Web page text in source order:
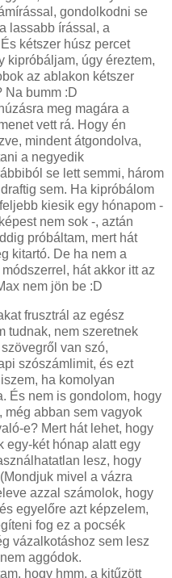
gondolkodni se
lassabb írással, a
kétszer húsz percet
kipróbáljam, úgy éreztem,
az ablakon kétszer
Na bumm :D
meg magára a
vett rá. Hogy én
mindent átgondolva,
a negyedik
se lett semmi, három
sem. Ha kipróbálom
kiesik egy hónapom -
nem sok -, aztán
próbáltam, mert hát
kitartó. De ha nem a
hát akkor itt az
nem jön be :D
frusztrál az egész
tudnak, nem szeretnek
van szó,
szószámlimit, és ezt
ha komolyan
És nem is gondolom, hogy
még abban sem vagyok
e? Mert hát lehet, hogy
egy-két hónap alatt egy
lesz, hogy
mivel a vázra
azzal számolok, hogy
egyelőre azt képzelem,
fog ez a pocsék
vázalkotáshoz sem lesz
aggódok.
hogy hmm, a kitűzött